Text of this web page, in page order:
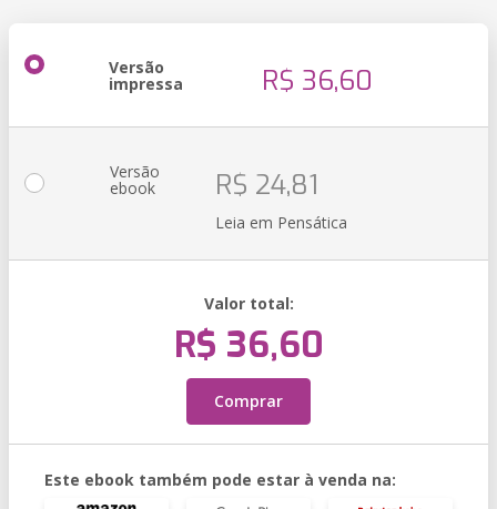
Versão
impressa R$ 36,60
Versão
ebook R$ 24,81
Leia em Pensática
Valor total:
R$ 36,60
Comprar
Este ebook também pode estar à venda na: